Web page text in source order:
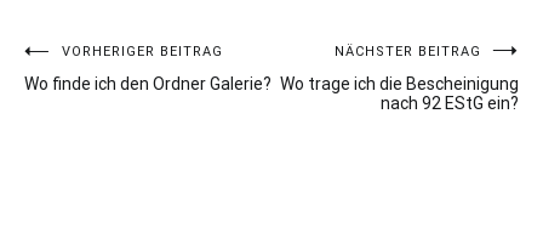
Beitragsnavigation
VORHERIGER BEITRAG
Wo finde ich den Ordner Galerie?
NÄCHSTER BEITRAG
Wo trage ich die Bescheinigung
nach 92 EStG ein?